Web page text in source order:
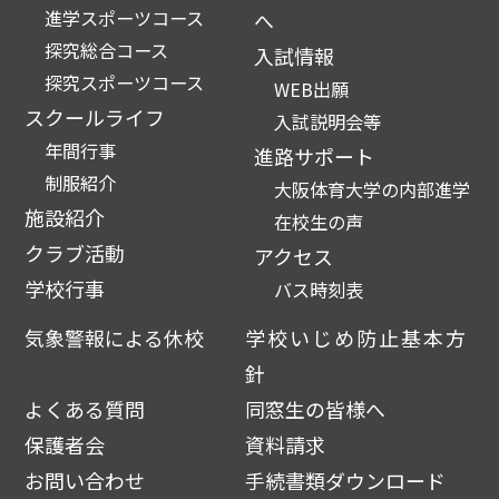
進学スポーツコース
探究総合コース
探究スポーツコース
スクールライフ
年間行事
制服紹介
施設紹介
クラブ活動
学校行事
へ
入試情報
WEB出願
入試説明会等
進路サポート
大阪体育大学の内部進学
在校生の声
アクセス
バス時刻表
気象警報による休校
学校いじめ防止基本方
針
よくある質問
同窓生の皆様へ
保護者会
資料請求
お問い合わせ
手続書類ダウンロード